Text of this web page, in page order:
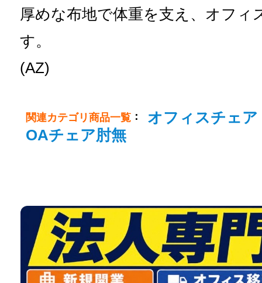
厚めな布地で体重を支え、オフィ
す。
(AZ)
関連カテゴリ商品一覧 ：
オフィスチェア
OAチェア肘無